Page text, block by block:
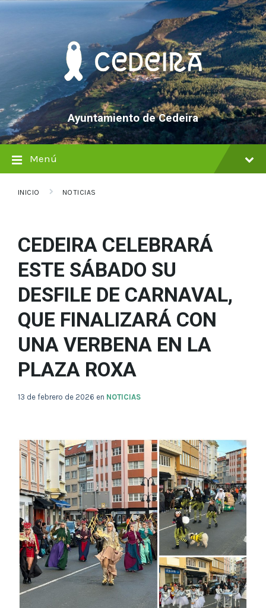
saltar
Saltar
Saltar
Ayuntamiento de Cedeira
Menú
INICIO NOTICIAS
CEDEIRA CELEBRARÁ
ESTE SÁBADO SU
DESFILE DE CARNAVAL,
QUE FINALIZARÁ CON
UNA VERBENA EN LA
PLAZA ROXA
13 de febrero de 2026 en NOTICIAS